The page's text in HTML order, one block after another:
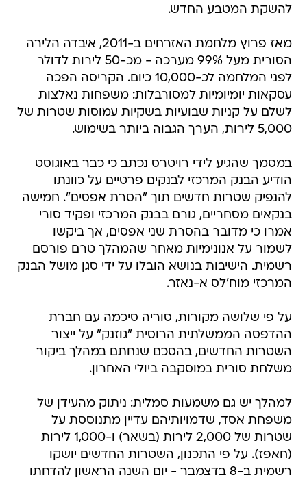
להשקת המטבע החדש.
מאז פרוץ מלחמת האזרחים ב-2011, איבדה הלירה
הסורית מעל 99% מערכה - מכ-50 לירות לדולר
לפני המלחמה לכ-10,000 כיום. הקריסה הפכה
עסקאות יומיומיות למסורבלות: משפחות נאלצות
לשלם על קניות שבועיות בשקיות עמוסות שטרות של
5,000 לירות, הערך הגבוה ביותר בשימוש.
במסמך שהגיע לידי רויטרס נכתב כי כבר באוגוסט
הודיע הבנק המרכזי לבנקים פרטיים על כוונתו
להנפיק שטרות חדשים תוך "הסרת אפסים". חמישה
בנקאים מסחריים, גורם בבנק המרכזי ופקיד סורי
אמרו כי מדובר בהסרת שני אפסים, אך ביקשו
לשמור על אנונימיות מאחר שהמהלך טרם פורסם
רשמית. הישיבות בנושא הובלו על ידי סגן מושל הבנק
המרכזי מוח'לס א-נאזר.
על פי שלושה מקורות, סוריה סיכמה עם חברת
ההדפסה הממשלתית הרוסית "גוזנק" על ייצור
השטרות החדשים, בהסכם שנחתם במהלך ביקור
משלחת סורית במוסקבה ביולי האחרון.
למהלך יש גם משמעות סמלית: ניתוק מהעידן של
משפחת אסד, שדמויותיהם עדיין מתנוססת על
שטרות של 2,000 לירות (בשאר) ו-1,000 לירות
(חאפז). על פי התכנון, השטרות החדשים יושקו
רשמית ב-8 בדצמבר - יום השנה הראשון להדחתו